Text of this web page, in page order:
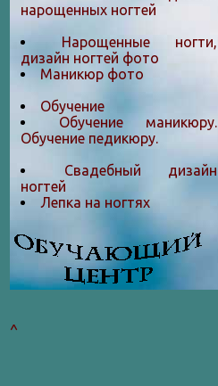
нарощенных ногтей
Нарощенные ногти,
дизайн ногтей фото
Маникюр фото
Обучение
Обучение маникюру.
Обучение педикюру.
Свадебный дизайн
ногтей
Лепка на ногтяx
^